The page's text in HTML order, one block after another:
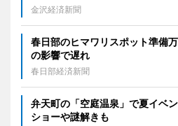
金沢経済新聞
春日部のヒマワリスポット準備
の影響で遅れ
春日部経済新聞
弁天町の「空庭温泉」で夏イベ
ショーや謎解きも